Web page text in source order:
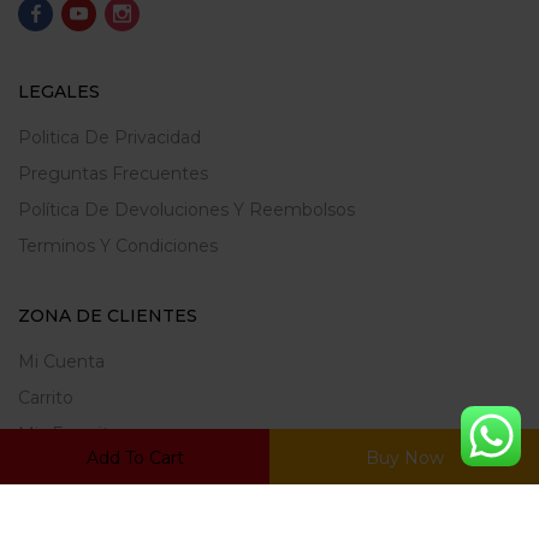
Add To Cart Buy Now
LEGALES
Politica De Privacidad
Preguntas Frecuentes
Política De Devoluciones Y Reembolsos
Terminos Y Condiciones
ZONA DE CLIENTES
Mi Cuenta
Carrito
Mis Favoritos
Ratrear Pedido